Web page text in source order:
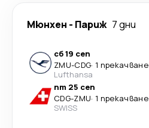
Мюнхен - Париж 7 дни
сб 19 сеп
ZMU-CDG· 1 прекачване
Lufthansa
пт 25 сеп
CDG-ZMU· 1 прекачване
SWISS